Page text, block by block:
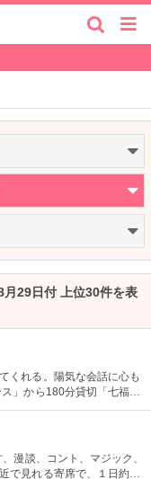
29日付 上位30件を表
くれる。陽気な会話に心も
」から180分貸切「七福神
ベント・出張での利用も大
漫談、コント、マジック、
で見れる寄席で、１日約４